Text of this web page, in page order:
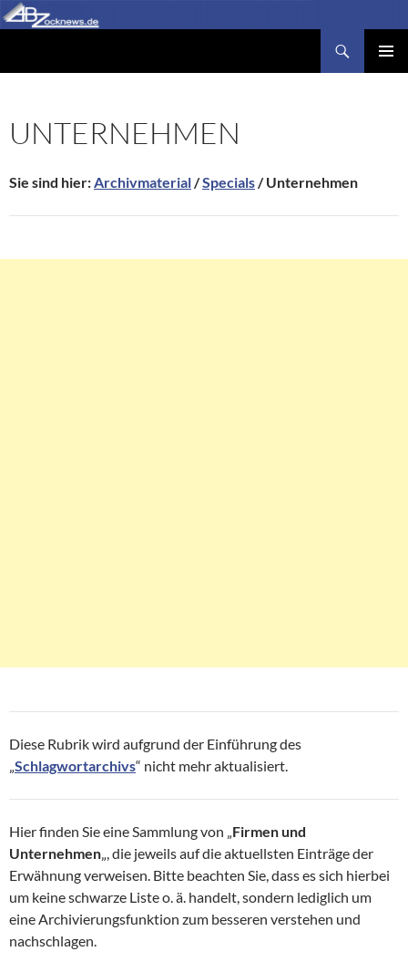
Zum
Inhalt
UNTERNEHMEN
Sie sind hier:Archivmaterial/Specials/ Unternehmen
Diese Rubrik wird aufgrund der Einführung des
„Schlagwortarchivs“ nicht mehr aktualisiert.
Hier finden Sie eine Sammlung von „Firmen und
Unternehmen„, die jeweils auf die aktuellsten Einträge der
Erwähnung verweisen. Bitte beachten Sie, dass es sich hierbei
um keine schwarze Liste o. ä. handelt, sondern lediglich um
eine Archivierungsfunktion zum besseren verstehen und
nachschlagen.